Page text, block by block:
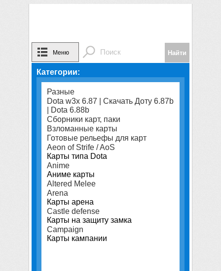
Меню
Категории:
Разные
Dota w3x 6.87 | Скачать Доту 6.87b
| Dota 6.88b
Сборники карт, паки
Взломанные карты
Готовые рельефы для карт
Aeon of Strife / AoS
Карты типа Dota
Anime
Аниме карты
Altered Melee
Arena
Карты арена
Castle defense
Карты на защиту замка
Campaign
Карты кампании